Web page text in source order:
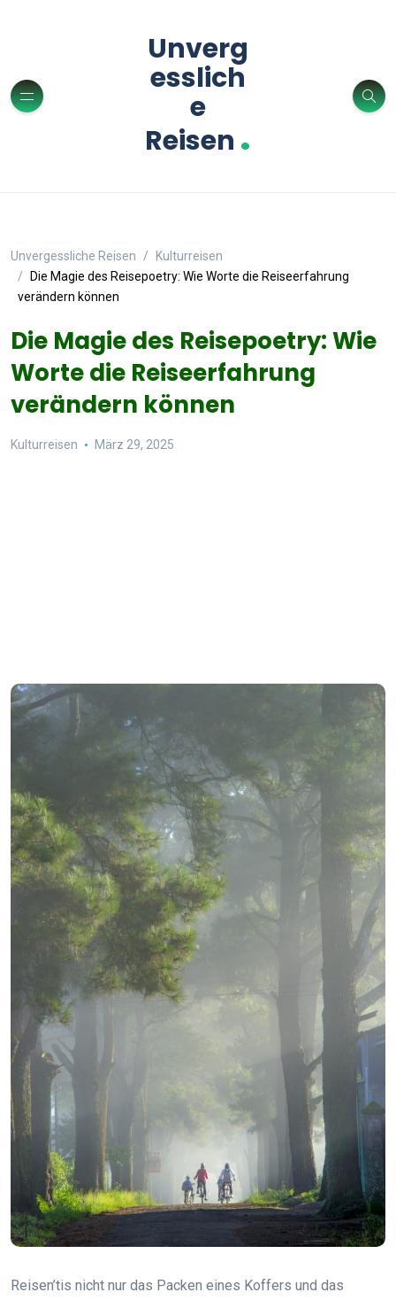
Unverg
esslich
e
Reisen .
Unvergessliche Reisen
Kulturreisen
Die Magie des Reisepoetry: Wie Worte die Reiseerfahrung
verändern können
Die Magie des Reisepoetry: Wie
Worte die Reiseerfahrung
verändern können
Kulturreisen März 29, 2025
Reisen’tis nicht nur das Packen eines Koffers und das